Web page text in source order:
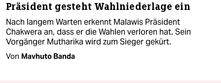
Präsident gesteht Wahlniederlage ein
Nach langem Warten erkennt Malawis Präsident
Chakwera an, dass er die Wahlen verloren hat. Sein
Vorgänger Mutharika wird zum Sieger gekürt.
Von Mavhuto Banda